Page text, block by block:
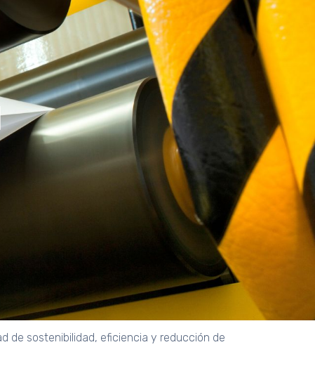
de sostenibilidad, eficiencia y reducción de